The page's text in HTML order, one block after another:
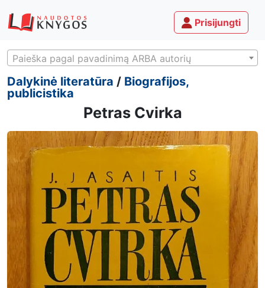
Prisijungti
Paieška pagal pavadinimą ARBA autorių
Dalykinė literatūra / Biografijos,
publicistika
Petras Cvirka